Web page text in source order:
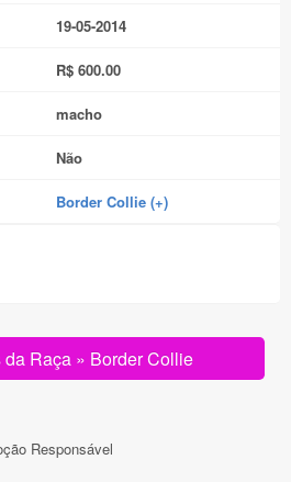
19-05-2014
R$ 600.00
macho
Não
Border Collie (+)
Raça » Border Collie
Responsável